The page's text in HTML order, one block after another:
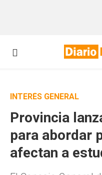
INTERÉS GENERAL
Provincia
para abordar
afectan a